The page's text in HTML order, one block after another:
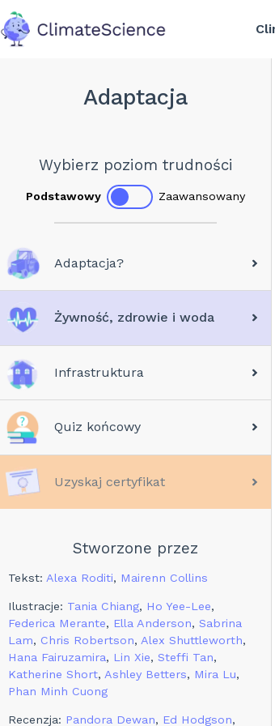
back to home
Adaptacja
Wybierz poziom trudności
Podstawowy Zaawansowany
Adaptacja?
Żywność, zdrowie i woda
Infrastruktura
Quiz końcowy
Uzyskaj certyfikat
Stworzone przez
Tekst: Alexa Roditi, Mairenn Collins
Ilustracje: Tania Chiang, Ho Yee-Lee,
Federica Merante, Ella Anderson, Sabrina
Lam, Chris Robertson, Alex Shuttleworth,
Hana Fairuzamira, Lin Xie, Steffi Tan,
Katherine Short, Ashley Betters, Mira Lu,
Phan Minh Cuong
Recenzja: Pandora Dewan, Ed Hodgson,